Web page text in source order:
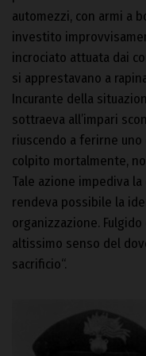
automezzi, con armi a
investito
incrociato attuata dai
si apprestavano a
Incurante della
sottraeva all’impari
riuscendo a ferirne uno
colpito mortalmente,
Tale azione impediva
rendeva possibile la
organizzazione.
altissimo senso del
sacrificio“.